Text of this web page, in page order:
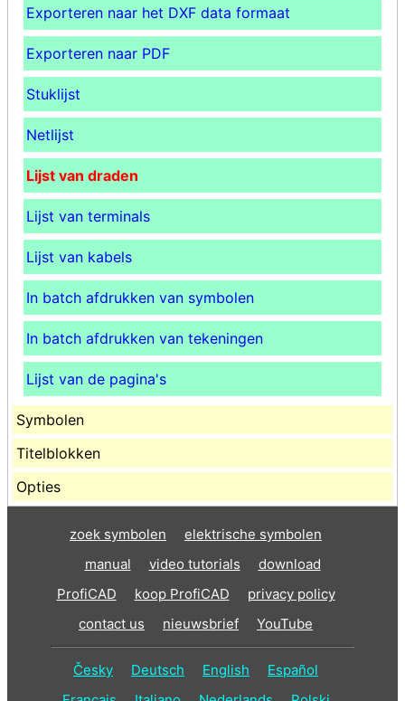
Exporteren naar het DXF data formaat
Exporteren naar PDF
Stuklijst
Netlijst
Lijst van draden
Lijst van terminals
Lijst van kabels
In batch afdrukken van symbolen
In batch afdrukken van tekeningen
Lijst van de pagina's
Symbolen
Titelblokken
Opties
zoek symbolen
elektrische symbolen
manual
video tutorials
download
ProfiCAD
koop ProfiCAD
privacy policy
contact us
nieuwsbrief YouTube
Česky Deutsch English
Español